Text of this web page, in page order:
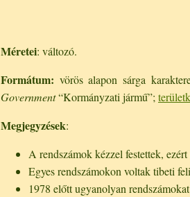
Méretei: változó.
Formátum: vörös alapon sárga
Government“Kormányzati jármű”;
Megjegyzések:
A rendszámok kézzel festettek,
Egyes rendszámokon voltak tibeti
1978 előtt ugyanolyan